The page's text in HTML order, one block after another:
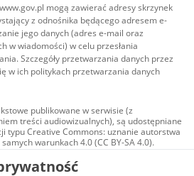
mogą zawierać adresy skrzynek
z odnośnika będącego adresem e-
jego danych (adres e-mail oraz
w wiadomości) w celu przesłania
Szczegóły przetwarzania danych przez
w ich politykach przetwarzania danych
publikowane w serwisie (z
treści audiowizualnych), są udostępniane
typu Creative Commons: uznanie autorstwa
warunkach 4.0 (CC BY-SA 4.0).
audiowizualne, w tym zdjęcia, materiały
są udostępniane na licencji typu